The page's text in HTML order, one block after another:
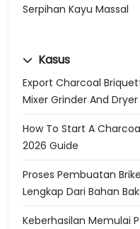
Serpihan Kayu Massal
Kasus
Export Charcoal
Mixer Grinder And
How To Start A
2026 Guide
Proses Pembuatan
Lengkap Dari Bahan
Keberhasilan Memulai